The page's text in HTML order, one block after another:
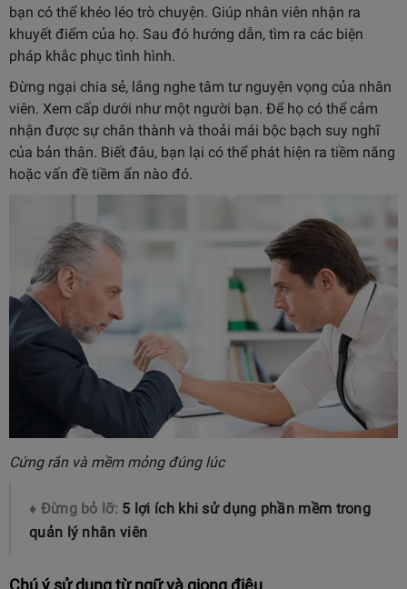
bạn có thể khéo léo trò chuyện. Giúp nhân viên nhận ra
khuyết điểm của họ. Sau đó hướng dẫn, tìm ra các biện
pháp khắc phục tình hình.
Đừng ngại chia sẻ, lắng nghe tâm tư nguyện vọng của nhân
viên. Xem cấp dưới như một người bạn. Để họ có thể cảm
nhận được sự chân thành và thoải mái bộc bạch suy nghĩ
của bản thân. Biết đâu, bạn lại có thể phát hiện ra tiềm năng
hoặc vấn đề tiềm ẩn nào đó.
Cứng rắn và mềm mỏng đúng lúc
♦ Đừng bỏ lỡ: 5 lợi ích khi sử dụng phần mềm trong
quản lý nhân viên
Chú ý sử dụng từ ngữ và giọng điệu